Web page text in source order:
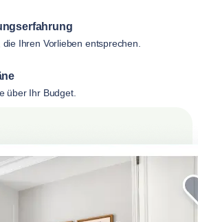
Ihren Vorlieben entsprechen.
über Ihr Budget.